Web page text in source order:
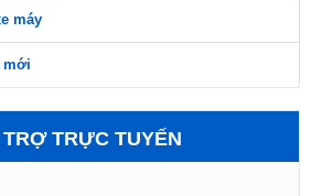
máy
mới
TRỢ TRỰC TUYẾN